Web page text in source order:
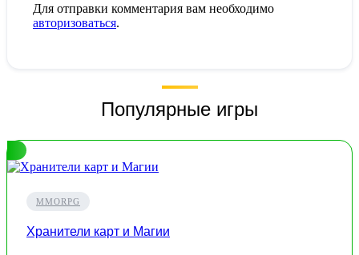
Для отправки комментария вам необходимо
авторизоваться.
Популярные игры
MMORPG
Хранители карт и Магии